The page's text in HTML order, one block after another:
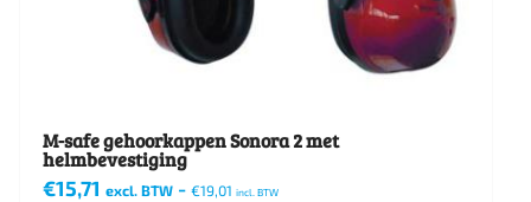
M-safe gehoorkappen Sonora 2 met
helmbevestiging
€15,71 excl. BTW - €19,01 incl. BTW